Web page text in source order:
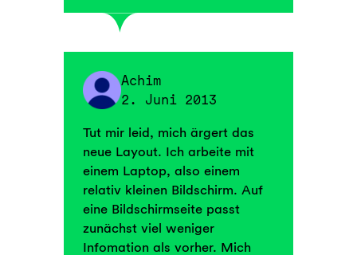
Achim
2. Juni 2013
Tut mir leid, mich ärgert das
neue Layout. Ich arbeite mit
einem Laptop, also einem
relativ kleinen Bildschirm. Auf
eine Bildschirmseite passt
zunächst viel weniger
Infomation als vorher. Mich